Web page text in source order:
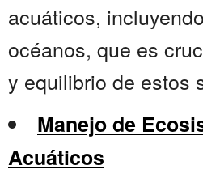
acuáticos,
océanos, que es
y equilibrio de estos
Manejo de
Acuáticos